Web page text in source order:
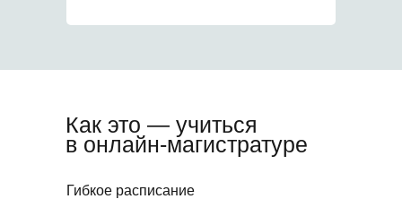
Как это — учиться
в онлайн-магистратуре
Гибкое расписание
Скидки в транспорте